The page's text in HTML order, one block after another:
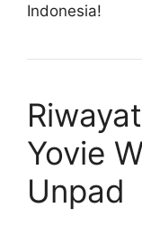
Indonesia!
Yovie
Unpad